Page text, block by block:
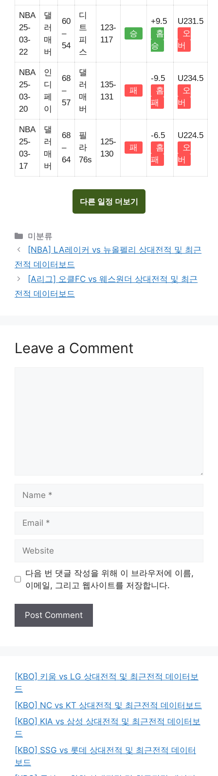
NBA
25-
03-
22
댈
러
매
버
60
–
54
디
트
피
스
123-
117
승
+9.5
홈
승
U231.5
오
버
NBA
25-
03-
20
인
디
페
이
68
–
57
댈
러
매
버
135-
131
패
-9.5
홈
패
U234.5
오
버
NBA
25-
03-
17
댈
러
매
버
68
–
64
필
라
76s
125-
130
패
-6.5
홈
패
U224.5
오
버
다른 일정 더보기
Categories
미분류
[NBA] LA레이커 vs 뉴올펠리 상대전적 및 최근
전적 데이터보드
[A리그] 오클FC vs 웨스원더 상대전적 및 최근
전적 데이터보드
Leave a Comment
다음 번 댓글 작성을 위해 이 브라우저에 이름,
이메일, 그리고 웹사이트를 저장합니다.
[KBO] 키움 vs LG 상대전적 및 최근전적 데이터보
드
[KBO] NC vs KT 상대전적 및 최근전적 데이터보드
[KBO] KIA vs 삼성 상대전적 및 최근전적 데이터보
드
[KBO] SSG vs 롯데 상대전적 및 최근전적 데이터
보드